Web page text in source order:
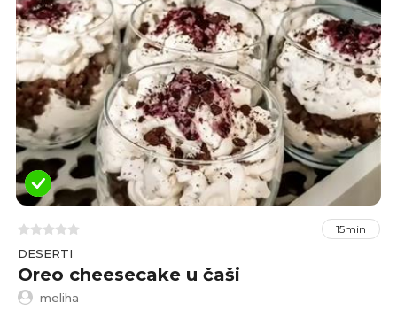
15min
DESERTI
Oreo cheesecake u čaši
meliha